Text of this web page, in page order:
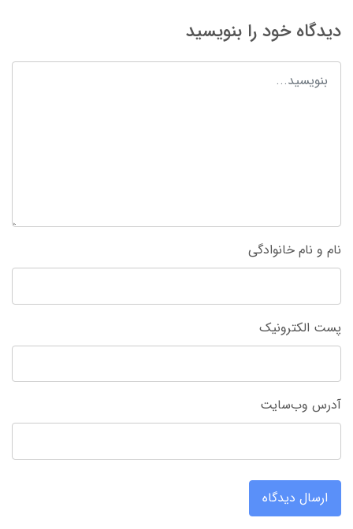
دیدگاه خود را بنویسید
نام و نام خانوادگی
پست الکترونیک
آدرس وب‌سایت
ارسال دیدگاه